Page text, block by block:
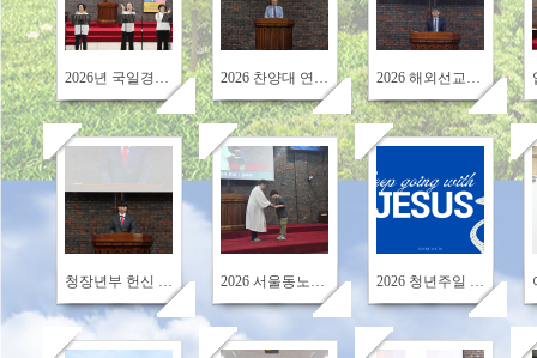
90 120 81
145 166 179